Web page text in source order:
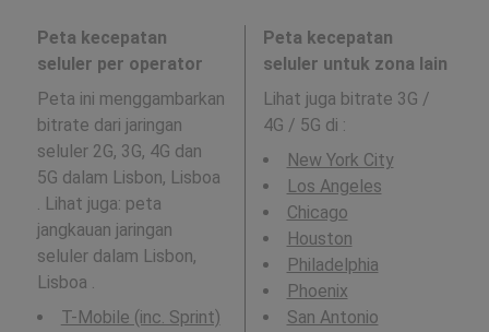
Peta kecepatan
seluler per operator
Peta ini menggambarkan
bitrate dari jaringan
seluler 2G, 3G, 4G dan
5G dalam Lisbon, Lisboa
. Lihat juga: peta
jangkauan jaringan
seluler dalam Lisbon,
Lisboa .
T-Mobile (inc. Sprint)
Peta kecepatan
seluler untuk zona lain
Lihat juga bitrate 3G /
4G / 5G di :
New York City
Los Angeles
Chicago
Houston
Philadelphia
Phoenix
San Antonio